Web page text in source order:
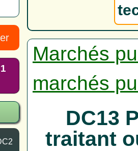
Marchés
marchés
DC13
traitant